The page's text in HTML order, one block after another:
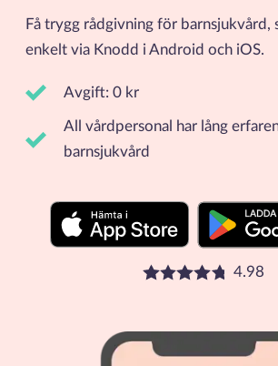
Få trygg rådgivning för barnsjukvård,
enkelt via Knodd i Android och iOS.
Avgift: 0 kr
All vårdpersonal har lång
barnsjukvård
Betyg: 4.98 stjärnor 4.98